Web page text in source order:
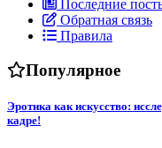
Последние
Обратная связь
Правила
Популярное
Эротика как искусство:
кадре!